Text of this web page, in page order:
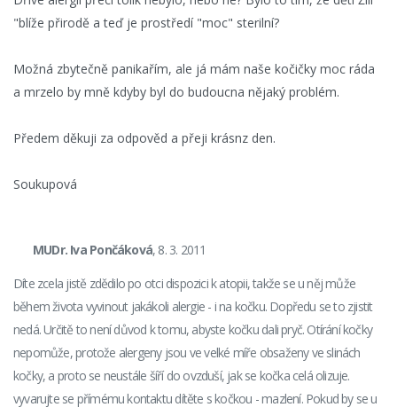
"blíže přirodě a teď je prostředí "moc" sterilní?
Možná zbytečně panikařím, ale já mám naše kočičky moc ráda
a mrzelo by mně kdyby byl do budoucna nějaký problém.
Předem děkuji za odpověd a přeji krásnz den.
Soukupová
MUDr. Iva Pončáková, 8. 3. 2011
Díte zcela jistě zdědilo po otci dispozici k atopii, takže se u něj může
během života vyvinout jakákoli alergie - i na kočku. Dopředu se to zjistit
nedá. Určitě to není důvod k tomu, abyste kočku dali pryč. Otírání kočky
nepomůže, protože alergeny jsou ve velké míře obsaženy ve slinách
kočky, a proto se neustále šíří do ovzduší, jak se kočka celá olizuje.
vyvarujte se přímému kontaktu dítěte s kočkou - mazlení. Pokud by se u